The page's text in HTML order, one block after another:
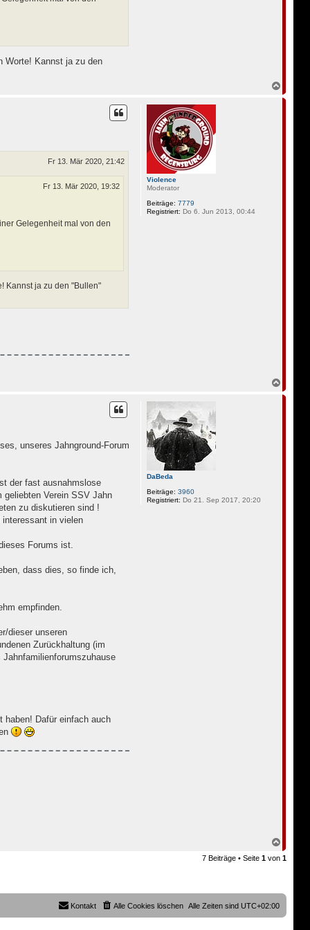
Worte! Kannst ja zu den
a
Violence
Moderator
Beiträge: 7779
Registriert: Do 6. Jun 2013, 00:44
Fr 13. Mär 2020, 21:42
Fr 13. Mär 2020, 19:32
Gelegenheit mal von den
Kannst ja zu den "Bullen"
a
DaBeda
Beiträge: 3960
Registriert: Do 21. Sep 2017, 20:20
unseres Jahnground-Forum
der fast ausnahmslose
geliebten Verein SSV Jahn
zu diskutieren sind !
in vielen
Forums ist.
dass dies, so finde ich,
empfinden.
dieser unseren
Zurückhaltung (im
haben! Dafür einfach auch
a
c
e
7 Beiträge • Seite1 von1
Alle Zeiten sindUTC+02:00
Alle Cookies löschen
Kontakt